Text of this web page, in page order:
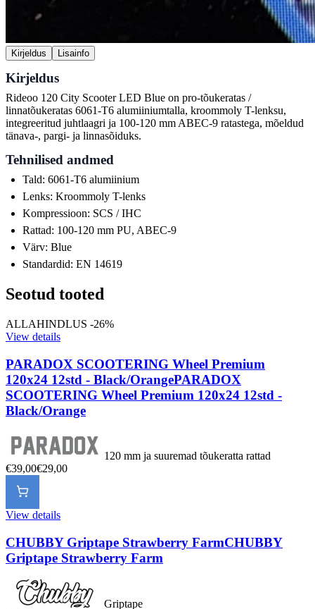
Kirjeldus Lisainfo
Kirjeldus
Rideoo 120 City Scooter LED Blue on pro-tõukeratas /
linnatõukeratas 6061-T6 alumiiniumtalla, kroommoly T-lenksu,
integreeritud juhtlaagri ja 100-120 mm ABEC-9 ratastega, mõeldud
tänava-, pargi- ja linnasõiduks.
Tehnilised andmed
Tald: 6061-T6 alumiinium
Lenks: Kroommoly T-lenks
Kompressioon: SCS / IHC
Rattad: 100-120 mm PU, ABEC-9
Värv: Blue
Standardid: EN 14619
Seotud tooted
ALLAHINDLUS -26%
View details
PARADOX SCOOTERING Wheel Premium
120x24 12std - Black/OrangePARADOX
SCOOTERING Wheel Premium 120x24 12std -
Black/Orange
120 mm ja suuremad tõukeratta rattad
€39,00€29,00
View details
CHUBBY Griptape Strawberry FarmCHUBBY
Griptape Strawberry Farm
Griptape